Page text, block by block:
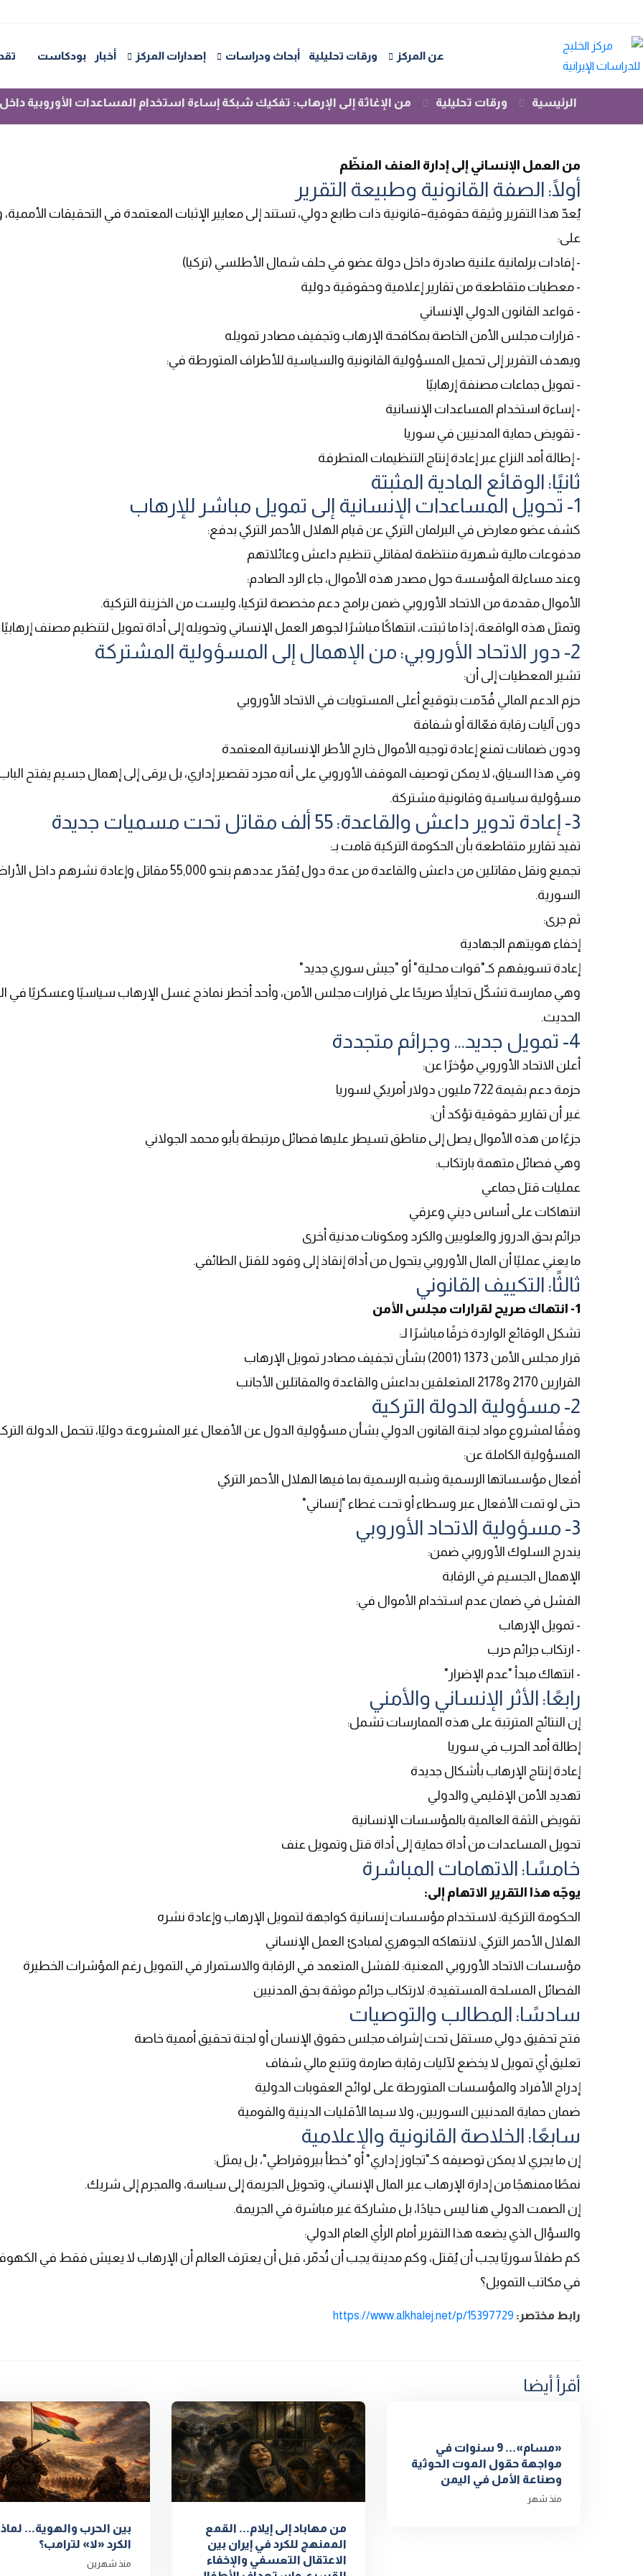
عن المركز ورقات تحليلية أبحاث ودراسات إصدارات المركز أخبار بودكاست إسراء حبيب
الرئيسية ورقات تحليلية من الإغاثة إلى الإرهاب: تفكيك شبكة إساءة استخدام المساعدات الأوروبية
من العمل الإنساني إلى إدارة العنف المنظّم
أولًا: الصفة القانونية وطبيعة التقرير
يُعدّ هذا التقرير وثيقة حقوقية–قانونية ذات طابع دولي، تستند إلى معايير الإثبات المعتمدة في التحقيقات
على:
- إفادات برلمانية علنية صادرة داخل دولة عضو في حلف شمال الأطلسي (تركيا)
- معطيات متقاطعة من تقارير إعلامية وحقوقية دولية
- قواعد القانون الدولي الإنساني
- قرارات مجلس الأمن الخاصة بمكافحة الإرهاب وتجفيف مصادر تمويله
ويهدف التقرير إلى تحميل المسؤولية القانونية والسياسية للأطراف المتورطة في:
- تمويل جماعات مصنفة إرهابيًا
- إساءة استخدام المساعدات الإنسانية
- تقويض حماية المدنيين في سوريا
- إطالة أمد النزاع عبر إعادة إنتاج التنظيمات المتطرفة
ثانيًا: الوقائع المادية المثبتة
1- تحويل المساعدات الإنسانية إلى تمويل مباشر للإرهاب
كشف عضو معارض في البرلمان التركي عن قيام الهلال الأحمر التركي بدفع:
مدفوعات مالية شهرية منتظمة لمقاتلي تنظيم داعش وعائلاتهم
وعند مساءلة المؤسسة حول مصدر هذه الأموال، جاء الرد الصادم:
الأموال مقدمة من الاتحاد الأوروبي ضمن برامج دعم مخصصة لتركيا، وليست من الخزينة التركية.
وتمثل هذه الواقعة، إذا ما ثبتت، انتهاكًا مباشرًا لجوهر العمل الإنساني وتحويله إلى أداة تمويل لتنظيم مصنف إرهابيًا
2- دور الاتحاد الأوروبي: من الإهمال إلى المسؤولية المشتركة
تشير المعطيات إلى أن:
حزم الدعم المالي قُدّمت بتوقيع أعلى المستويات في الاتحاد الأوروبي
دون آليات رقابة فعّالة أو شفافة
ودون ضمانات تمنع إعادة توجيه الأموال خارج الأطر الإنسانية المعتمدة
وفي هذا السياق، لا يمكن توصيف الموقف الأوروبي على أنه مجرد تقصير إداري، بل يرقى إلى إهمال جسيم يفتح
مسؤولية سياسية وقانونية مشتركة.
3- إعادة تدوير داعش والقاعدة: 55 ألف مقاتل تحت مسميات جديدة
تفيد تقارير متقاطعة بأن الحكومة التركية قامت بـ:
تجميع ونقل مقاتلين من داعش والقاعدة من عدة دول يُقدّر عددهم بنحو 55,000 مقاتل وإعادة نشرهم
السورية.
ثم جرى:
إخفاء هويتهم الجهادية
إعادة تسويقهم كـ"قوات محلية" أو "جيش سوري جديد"
وهي ممارسة تشكّل تحايلاً صريحًا على قرارات مجلس الأمن، وأحد أخطر نماذج غسل الإرهاب سياسيًا وعسكريًا في
الحديث.
4- تمويل جديد... وجرائم متجددة
أعلن الاتحاد الأوروبي مؤخرًا عن:
حزمة دعم بقيمة 722 مليون دولار أمريكي لسوريا
غير أن تقارير حقوقية تؤكد أن:
جزءًا من هذه الأموال يصل إلى مناطق تسيطر عليها فصائل مرتبطة بأبو محمد الجولاني
وهي فصائل متهمة بارتكاب:
عمليات قتل جماعي
انتهاكات على أساس ديني وعرقي
جرائم بحق الدروز والعلويين والكرد ومكونات مدنية أخرى
ما يعني عمليًا أن المال الأوروبي يتحول من أداة إنقاذ إلى وقود للقتل الطائفي.
ثالثًا: التكييف القانوني
1- انتهاك صريح لقرارات مجلس الأمن
تشكل الوقائع الواردة خرقًا مباشرًا لـ:
قرار مجلس الأمن 1373 (2001) بشأن تجفيف مصادر تمويل الإرهاب
القرارين 2170 و2178 المتعلقين بداعش والقاعدة والمقاتلين الأجانب
2- مسؤولية الدولة التركية
وفقًا لمشروع مواد لجنة القانون الدولي بشأن مسؤولية الدول عن الأفعال غير المشروعة دوليًا، تتحمل الدولة
المسؤولية الكاملة عن:
أفعال مؤسساتها الرسمية وشبه الرسمية بما فيها الهلال الأحمر التركي
حتى لو تمت الأفعال عبر وسطاء أو تحت غطاء "إنساني"
3- مسؤولية الاتحاد الأوروبي
يندرج السلوك الأوروبي ضمن:
الإهمال الجسيم في الرقابة
الفشل في ضمان عدم استخدام الأموال في:
- تمويل الإرهاب
- ارتكاب جرائم حرب
- انتهاك مبدأ "عدم الإضرار"
رابعًا: الأثر الإنساني والأمني
إن النتائج المترتبة على هذه الممارسات تشمل:
إطالة أمد الحرب في سوريا
إعادة إنتاج الإرهاب بأشكال جديدة
تهديد الأمن الإقليمي والدولي
تقويض الثقة العالمية بالمؤسسات الإنسانية
تحويل المساعدات من أداة حماية إلى أداة قتل وتمويل عنف
خامسًا: الاتهامات المباشرة
يوجّه هذا التقرير الاتهام إلى:
الحكومة التركية: لاستخدام مؤسسات إنسانية كواجهة لتمويل الإرهاب وإعادة نشره
الهلال الأحمر التركي: لانتهاكه الجوهري لمبادئ العمل الإنساني
مؤسسات الاتحاد الأوروبي المعنية: للفشل المتعمد في الرقابة والاستمرار في التمويل رغم المؤشرات الخطيرة
الفصائل المسلحة المستفيدة: لارتكاب جرائم موثقة بحق المدنيين
سادسًا: المطالب والتوصيات
فتح تحقيق دولي مستقل تحت إشراف مجلس حقوق الإنسان أو لجنة تحقيق أممية خاصة
تعليق أي تمويل لا يخضع لآليات رقابة صارمة وتتبع مالي شفاف
إدراج الأفراد والمؤسسات المتورطة على لوائح العقوبات الدولية
ضمان حماية المدنيين السوريين، ولا سيما الأقليات الدينية والقومية
سابعًا: الخلاصة القانونية والإعلامية
إن ما يجري لا يمكن توصيفه كـ"تجاوز إداري" أو "خطأ بيروقراطي"، بل يمثل:
نمطًا ممنهجًا من إدارة الإرهاب عبر المال الإنساني، وتحويل الجريمة إلى سياسة، والمجرم إلى شريك.
إن الصمت الدولي هنا ليس حيادًا، بل مشاركة غير مباشرة في الجريمة.
والسؤال الذي يضعه هذا التقرير أمام الرأي العام الدولي:
كم طفلًا سوريًا يجب أن يُقتل، وكم مدينة يجب أن تُدمّر، قبل أن يعترف العالم أن الإرهاب لا يعيش فقط في
في مكاتب التمويل؟
رابط مختصر: https://www.alkhalej.net/p/15397729
أقرأ أيضا
«مسام»... 9 سنوات في
مواجهة حقول الموت الحوثية
وصناعة الأمل في اليمن
منذ شهر
من مهاباد إلى إيلام... القمع
الممنهج للكرد في إيران بين
الاعتقال التعسفي والإخفاء
بين الحرب والهوية...
الكرد «لا» لترامب؟
منذ شهرين